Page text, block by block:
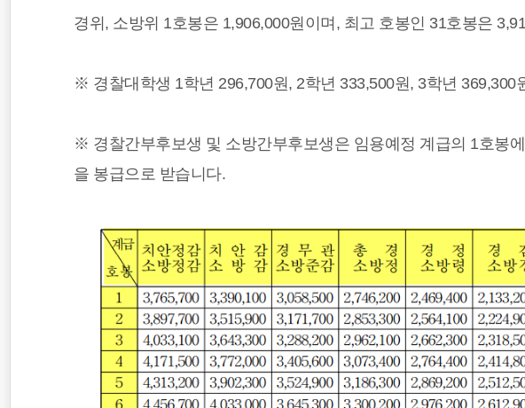
경위, 소방위 1호봉은 1,906,000원이며, 최고 호봉인 31호봉은
※ 경찰대학생 1학년 296,700원, 2학년 333,500원, 3학년 369,300
※ 경찰간부후보생 및 소방간부후보생은 임용예정 계급의 1호봉
을 봉급으로 받습니다.